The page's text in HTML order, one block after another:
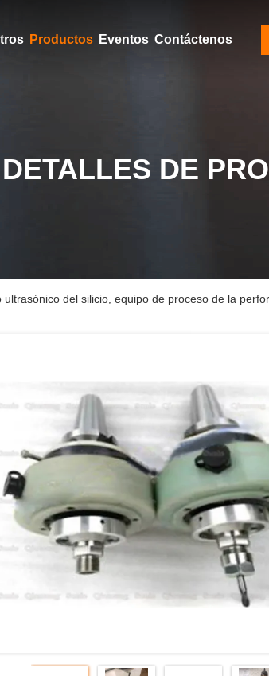
Productos Eventos Contáctenos
DETALLES DE
del silicio, equipo de proceso de la